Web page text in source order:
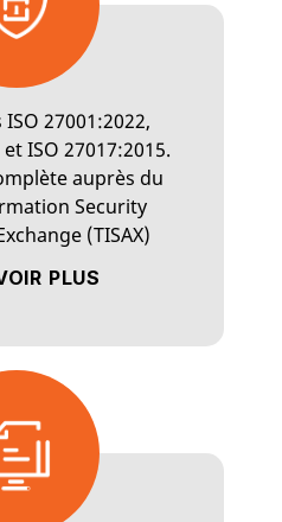
PLUS
27001:2022,
ISO 27017:2015.
auprès du
Security
(TISAX)